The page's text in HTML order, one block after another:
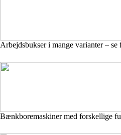
Arbejdsbukser i mange varianter –
Bænkboremaskiner med forskellige